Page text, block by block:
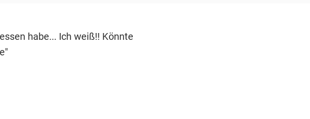
habe... Ich weiß!! Könnte